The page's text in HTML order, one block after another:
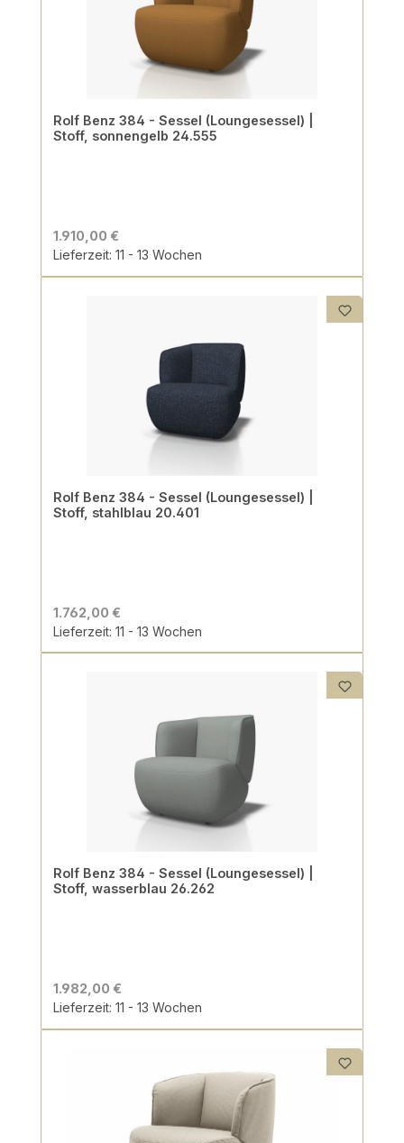
Rolf Benz 384 - Sessel (Loungesessel) |
Stoff, sonnengelb 24.555
1.910,00 €
Lieferzeit: 11 - 13 Wochen
Rolf Benz 384 - Sessel (Loungesessel) |
Stoff, stahlblau 20.401
1.762,00 €
Lieferzeit: 11 - 13 Wochen
Rolf Benz 384 - Sessel (Loungesessel) |
Stoff, wasserblau 26.262
1.982,00 €
Lieferzeit: 11 - 13 Wochen